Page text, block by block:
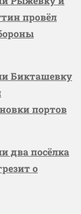
провёл
Бикташевку
портов
два посёлка
о